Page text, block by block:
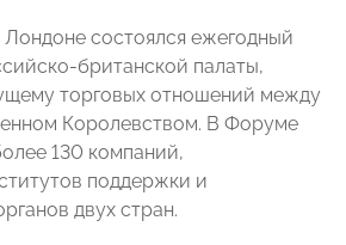
Лондоне состоялся ежегодный
британской палаты,
торговых отношений между
Королевством. В Форуме
130 компаний,
поддержки и
двух стран.